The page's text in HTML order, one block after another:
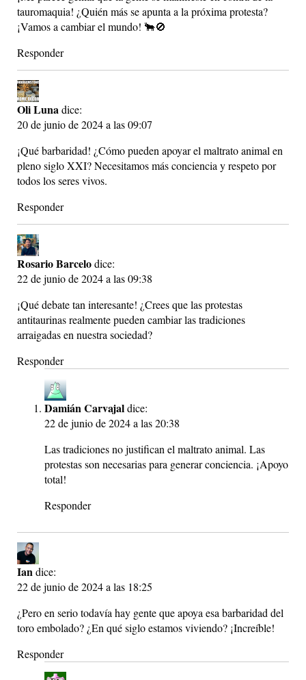
tauromaquia! ¿Quién más se apunta a la próxima protesta?
¡Vamos a cambiar el mundo! 🐂🚫
Responder
Oli Lunadice:
20 de junio de 2024 a las 09:07
¡Qué barbaridad! ¿Cómo pueden apoyar el maltrato animal en
pleno siglo XXI? Necesitamos más conciencia y respeto por
todos los seres vivos.
Responder
Rosario Barcelodice:
22 de junio de 2024 a las 09:38
¡Qué debate tan interesante! ¿Crees que las protestas
antitaurinas realmente pueden cambiar las tradiciones
arraigadas en nuestra sociedad?
Responder
Damián Carvajaldice:
22 de junio de 2024 a las 20:38
Las tradiciones no justifican el maltrato animal. Las
protestas son necesarias para generar conciencia. ¡Apoyo
total!
Responder
Iandice:
22 de junio de 2024 a las 18:25
¿Pero en serio todavía hay gente que apoya esa barbaridad del
toro embolado? ¿En qué siglo estamos viviendo? ¡Increíble!
Responder